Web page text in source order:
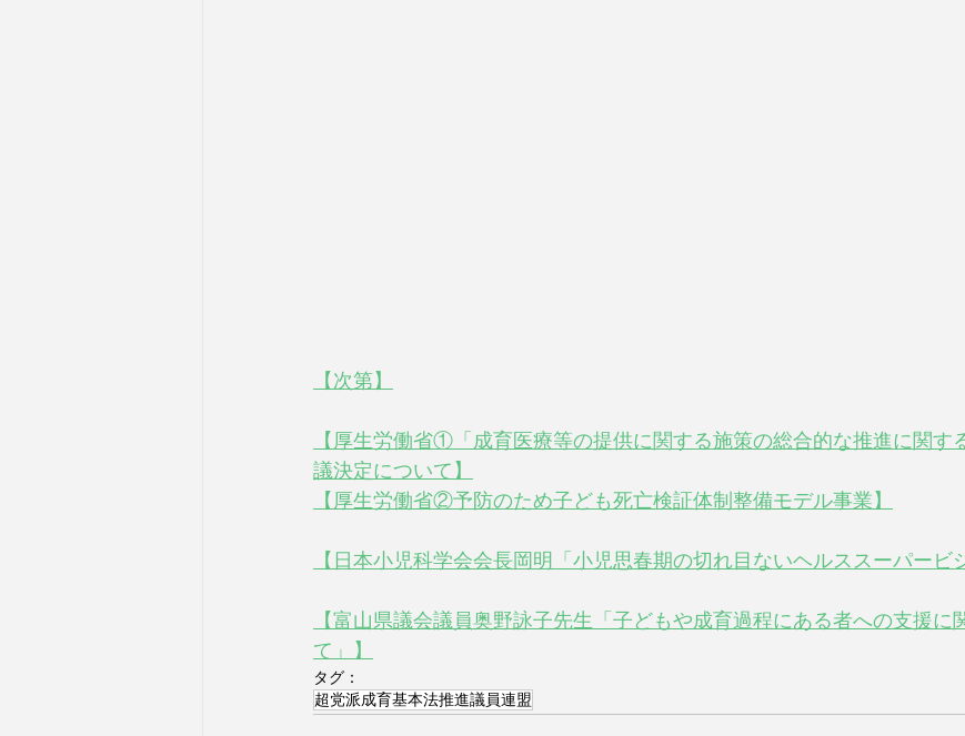
【次第】
【厚生労働省①「成育医療等の提供に関する施策の総合的な推進に関す
議決定について】
【厚生労働省②予防のため子ども死亡検証体制整備モデル事業】
【日本小児科学会会長岡明「小児思春期の切れ目ないヘルススーパービ
【富山県議会議員奥野詠子先生「子どもや成育過程にある者への支援に
て」】
タグ：
超党派成育基本法推進議員連盟